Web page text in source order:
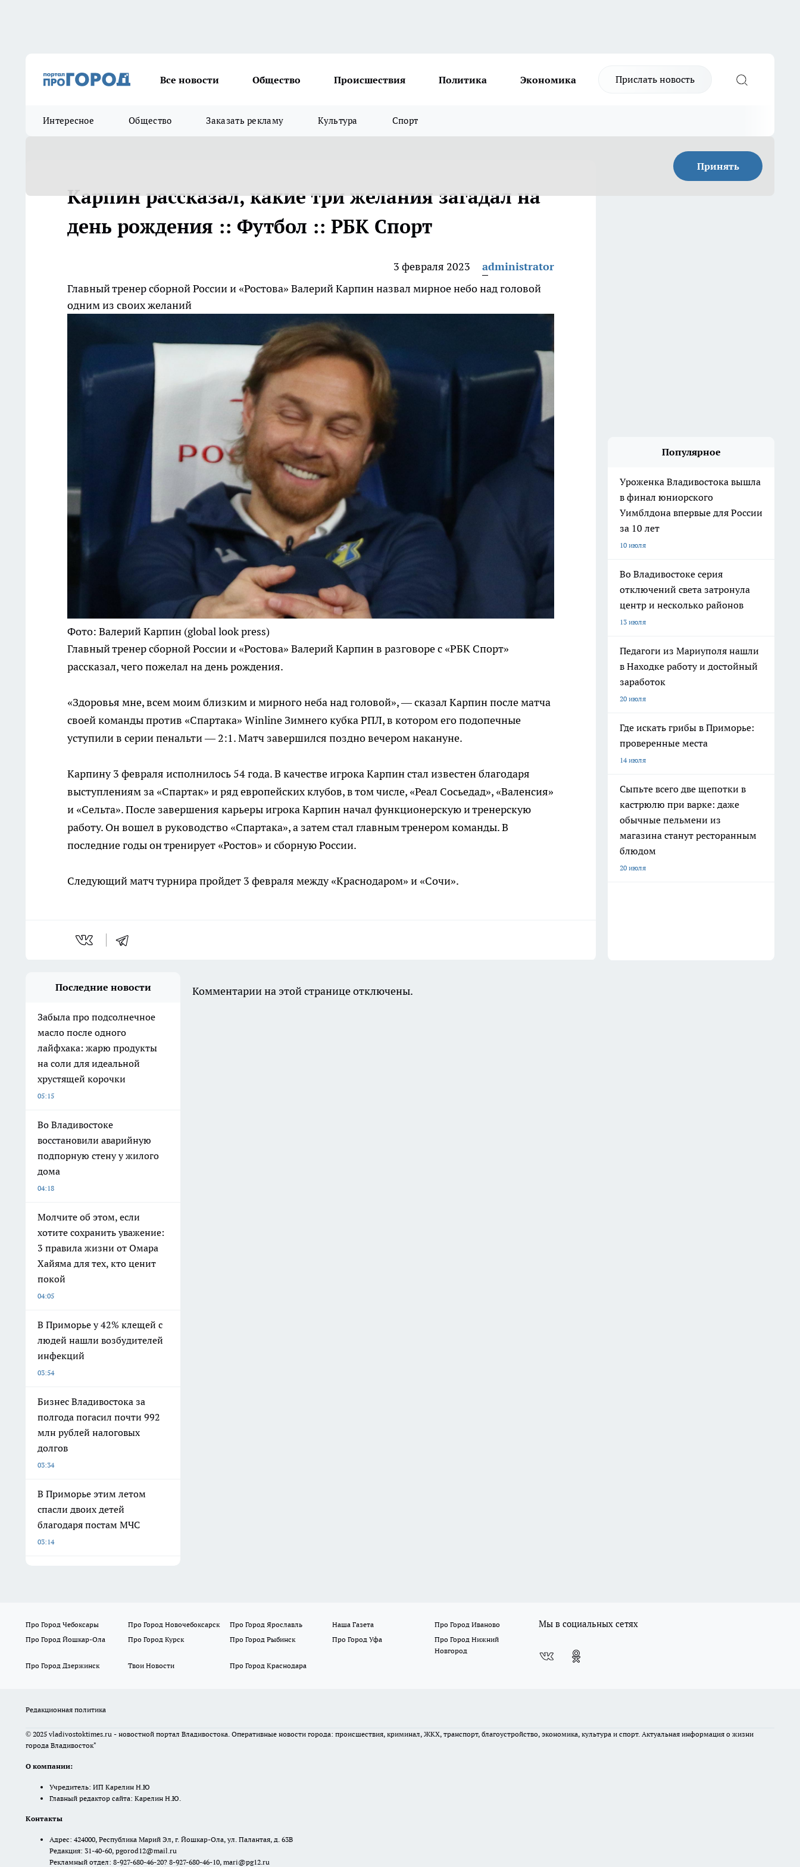
Все новости Общество Происшествия Политика Экономика Прислать новость
Интересное Общество Заказать рекламу Культура Спорт
Принять
Карпин рассказал, какие три желания загадал на
день рождения :: Футбол :: РБК Спорт
3 февраля 2023
administrator
Главный тренер сборной России и «Ростова» Валерий Карпин назвал мирное небо над головой
одним из своих желаний
Фото: Валерий Карпин (global look press)
Главный тренер сборной России и «Ростова» Валерий Карпин в разговоре с «РБК Спорт»
рассказал, чего пожелал на день рождения.
«Здоровья мне, всем моим близким и мирного неба над головой», — сказал Карпин после матча
своей команды против «Спартака» Winline Зимнего кубка РПЛ, в котором его подопечные
уступили в серии пенальти — 2:1. Матч завершился поздно вечером накануне.
Карпину 3 февраля исполнилось 54 года. В качестве игрока Карпин стал известен благодаря
выступлениям за «Спартак» и ряд европейских клубов, в том числе, «Реал Сосьедад», «Валенсия»
и «Сельта». После завершения карьеры игрока Карпин начал функционерскую и тренерскую
работу. Он вошел в руководство «Спартака», а затем стал главным тренером команды. В
последние годы он тренирует «Ростов» и сборную России.
Следующий матч турнира пройдет 3 февраля между «Краснодаром» и «Сочи».
Популярное
Уроженка Владивостока вышла
в финал юниорского
Уимблдона впервые для России
за 10 лет
10 июля
Во Владивостоке серия
отключений света затронула
центр и несколько районов
13 июля
Педагоги из Мариуполя нашли
в Находке работу и достойный
заработок
20 июля
Где искать грибы в Приморье:
проверенные места
14 июля
Сыпьте всего две щепотки в
кастрюлю при варке: даже
обычные пельмени из
магазина станут ресторанным
блюдом
20 июля
Последние новости
Забыла про подсолнечное
масло после одного
лайфхака: жарю продукты
на соли для идеальной
хрустящей корочки
05:15
Во Владивостоке
восстановили аварийную
подпорную стену у жилого
дома
04:18
Молчите об этом, если
хотите сохранить уважение:
3 правила жизни от Омара
Хайяма для тех, кто ценит
покой
04:05
В Приморье у 42% клещей с
людей нашли возбудителей
инфекций
03:54
Бизнес Владивостока за
полгода погасил почти 992
млн рублей налоговых
долгов
03:34
В Приморье этим летом
спасли двоих детей
благодаря постам МЧС
03:14
Комментарии на этой странице отключены.
Про Город Чебоксары Про Город Новочебоксарск Про Город Ярославль Наша Газета
Про Город Иваново
Про Город Йошкар-Ола
Про Город Курск Про Город Рыбинск Про Город Уфа
Про Город Нижний
Новгород
Про Город Дзержинск
Твои Новости Про Город Краснодара
Мы в социальных сетях
Редакционная политика
© 2025 vladivostoktimes.ru - новостной портал Владивостока. Оперативные новости города: происшествия, криминал, ЖКХ, транспорт, благоустройство, экономика, культура и спорт. Актуальная информация о жизни
города Владивосток"
О компании:
Учредитель: ИП Карелин Н.Ю
Главный редактор сайта: Карелин Н.Ю.
Контакты
Адрес: 424000, Республика Марий Эл, г. Йошкар-Ола, ул. Палантая, д. 63В
Редакция: 31-40-60, pgorod12@mail.ru
Рекламный отдел: 8-927-680-46-20? 8-927-680-46-10, mari@pg12.ru